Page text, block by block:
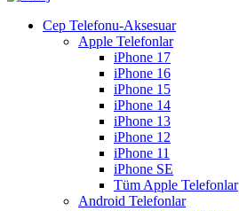
Cep Telefonu-Aksesuar
Apple Telefonlar
iPhone 17
iPhone 16
iPhone 15
iPhone 14
iPhone 13
iPhone 12
iPhone 11
iPhone SE
Tüm Apple Telefonlar
Android Telefonlar